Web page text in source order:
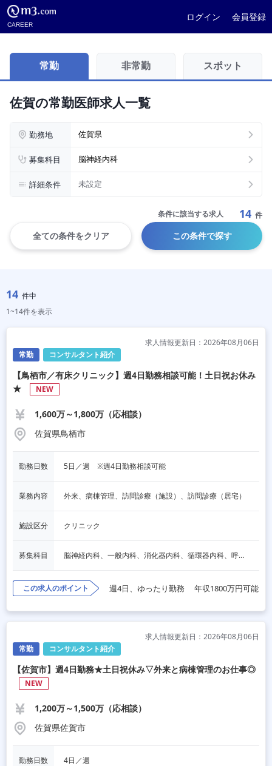
CAREER
ログイン 会員登録
常勤 非常勤 スポット
佐賀の常勤医師求人一覧
勤務地 佐賀県
募集科目 脳神経内科
詳細条件 未設定
条件に該当する求人 14 件
全ての条件をクリア この条件で探す
14 件中
1~14件を表示
常勤 コンサルタント紹介
求人情報更新日：2026年08月06日
【鳥栖市／有床クリニック】週4日勤務相談可能！土日祝お休み
★
NEW
1,600万～1,800万（応相談）
佐賀県鳥栖市
勤務日数 5日／週　※週4日勤務相談可能
業務内容 外来、病棟管理、訪問診療（施設）、訪問診療（居宅）
施設区分 クリニック
募集科目 脳神経内科、一般内科、消化器内科、循環器内科、呼吸器内科、血液内科、内分泌内科、老人内科、一般外科、消化器外科、その他
この求人のポイント 週4日、ゆったり勤務 年収1800万円可能
常勤 コンサルタント紹介
求人情報更新日：2026年08月06日
【佐賀市】週4日勤務★土日祝休み▽外来と病棟管理のお仕事◎
NEW
1,200万～1,500万（応相談）
佐賀県佐賀市
勤務日数 4日／週